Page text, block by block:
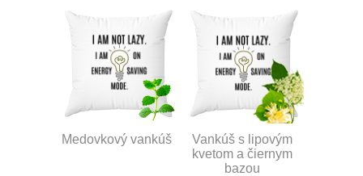
Medovkový vankúš
Vankúš s lipovým
kvetom a čiernym
bazou